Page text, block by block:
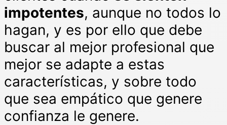
impotentes, aunque no todos lo
hagan, y es por ello que debe
buscar al mejor profesional que
mejor se adapte a estas
características, y sobre todo
que sea empático que genere
confianza le genere.